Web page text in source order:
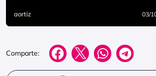
aortiz 03/
Comparte: